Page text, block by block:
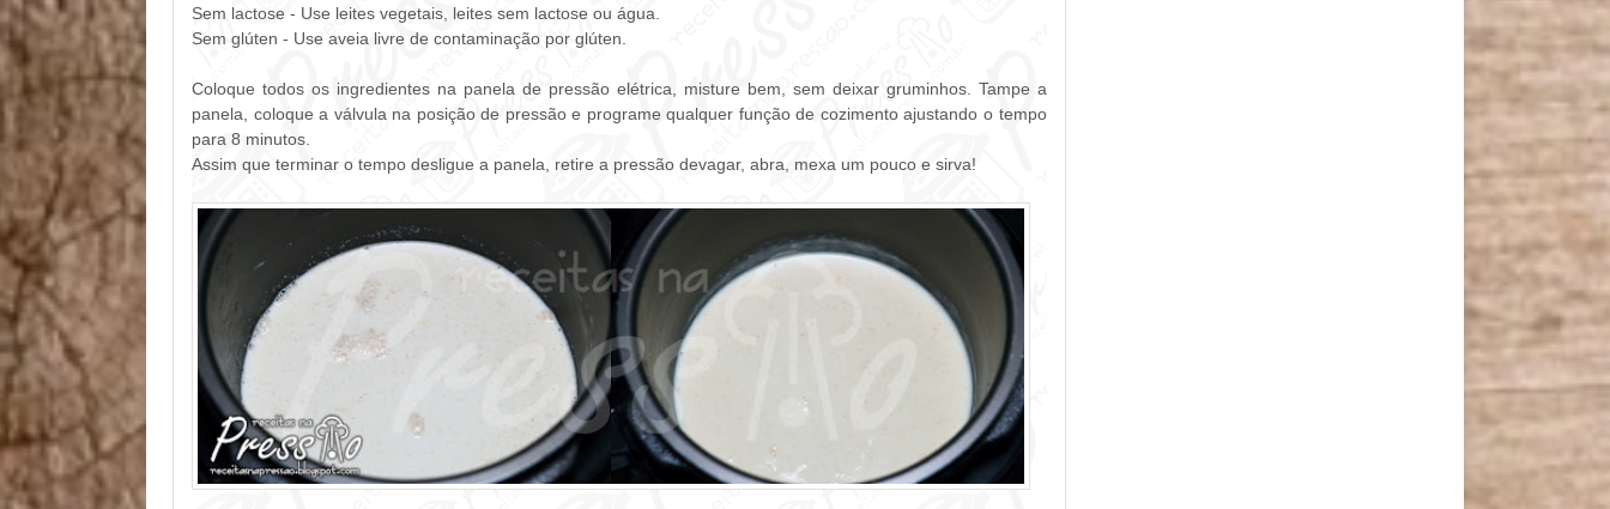
Sem lactose - Use leites vegetais, leites sem lactose ou água.
Sem glúten - Use aveia livre de contaminação por glúten.
Coloque todos os ingredientes na panela de pressão elétrica, misture bem, sem deixar gruminhos. Tampe a
panela, coloque a válvula na posição de pressão e programe qualquer função de cozimento ajustando o tempo
para 8 minutos.
Assim que terminar o tempo desligue a panela, retire a pressão devagar, abra, mexa um pouco e sirva!